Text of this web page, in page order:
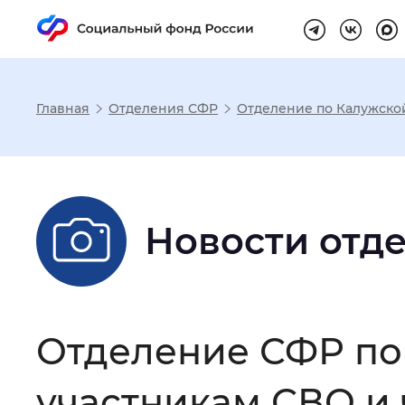
Настройка
Размер шрифта
Шрифт
Интервал между буквами:
Главная Отделения СФР Отделение по
Новости
Отделение СФР по